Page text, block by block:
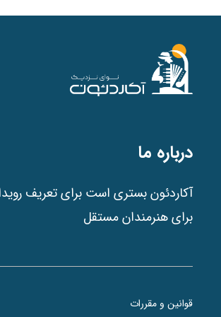
درباره ما
آکاردئون بستری است برای تعریف
برای هنرمندان مستقل
قوانین و مقررات